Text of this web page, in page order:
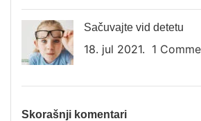
Sačuvajte vid detetu
18. jul 2021. 1
Skorašnji komentari